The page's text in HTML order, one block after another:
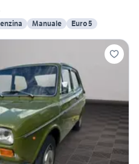
Manuale Euro 5